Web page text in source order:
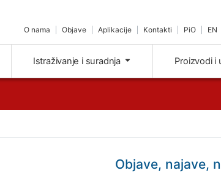
O nama Objave Aplikacije Kontakti PiO EN
Istraživanje i suradnja Proizvodi i
Objave, najave,